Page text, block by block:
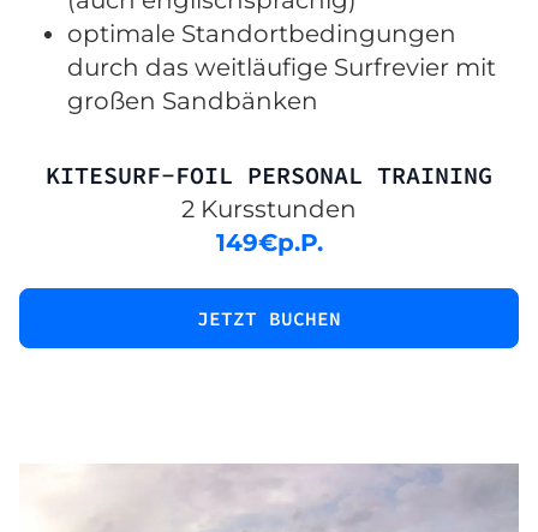
optimale Standortbedingungen
durch das weitläufige Surfrevier mit
großen Sandbänken
KITESURF-FOIL PERSONAL TRAINING
2 Kursstunden
149€p.P.
JETZT BUCHEN